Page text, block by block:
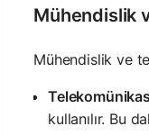
Mühendislik
Mühendislik ve
kullanılır. Bu